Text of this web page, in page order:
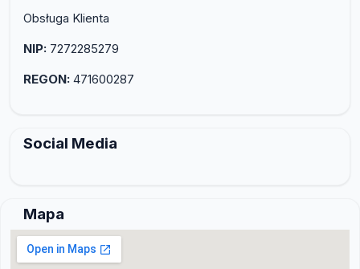
Obsługa Klienta
NIP: 7272285279
REGON: 471600287
Social Media
Mapa